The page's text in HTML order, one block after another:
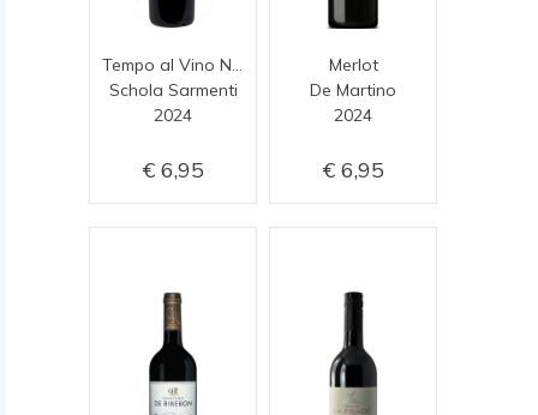
Tempo al Vino Negroamaro Selection
Schola Sarmenti
2024
6,95
Merlot
De Martino
2024
6,95